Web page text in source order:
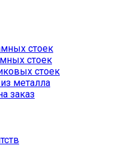
стоек
стоек
стоек
металла
заказ